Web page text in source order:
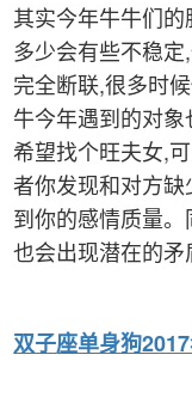
其实今年牛牛们
多少会有些不稳
完全断联,很多时
牛今年遇到的对
希望找个旺夫女,
者你发现和对方
到你的感情质量
也会出现潜在的矛
双子座单身狗